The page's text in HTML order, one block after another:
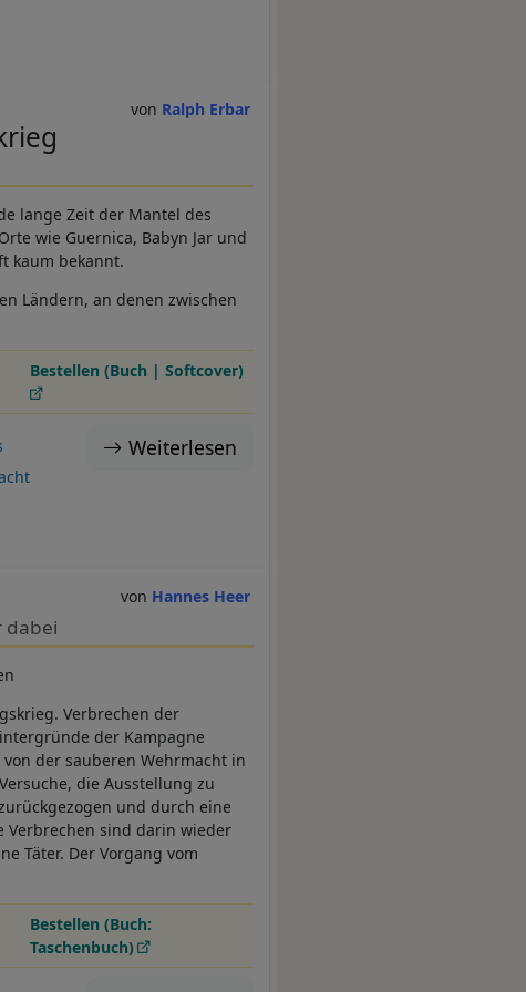
Ralph Erbar
lange Zeit der Mantel des
wie Guernica, Babyn Jar und
kaum bekannt.
Ländern, an denen zwischen
Bestellen (Buch | Softcover)
Weiterlesen
Hannes Heer
dabei
Verbrechen der
der Kampagne
der sauberen Wehrmacht in
die Ausstellung zu
und durch eine
Verbrechen sind darin wieder
Täter. Der Vorgang vom
Bestellen (Buch:
Taschenbuch)